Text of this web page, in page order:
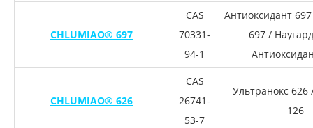
CHLUMIAO® 697
CAS
70331-
94-1
Антиоксидант
697 /
CHLUMIAO® 626
CAS
26741-
53-7
Ультранокс 626
126